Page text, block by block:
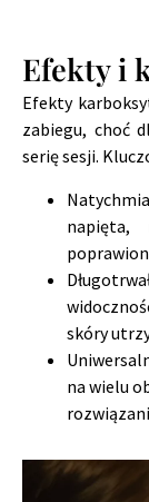
Efekty i
Efekty
zabiegu, choć
serię sesji.
napięta,
skóry
na wielu